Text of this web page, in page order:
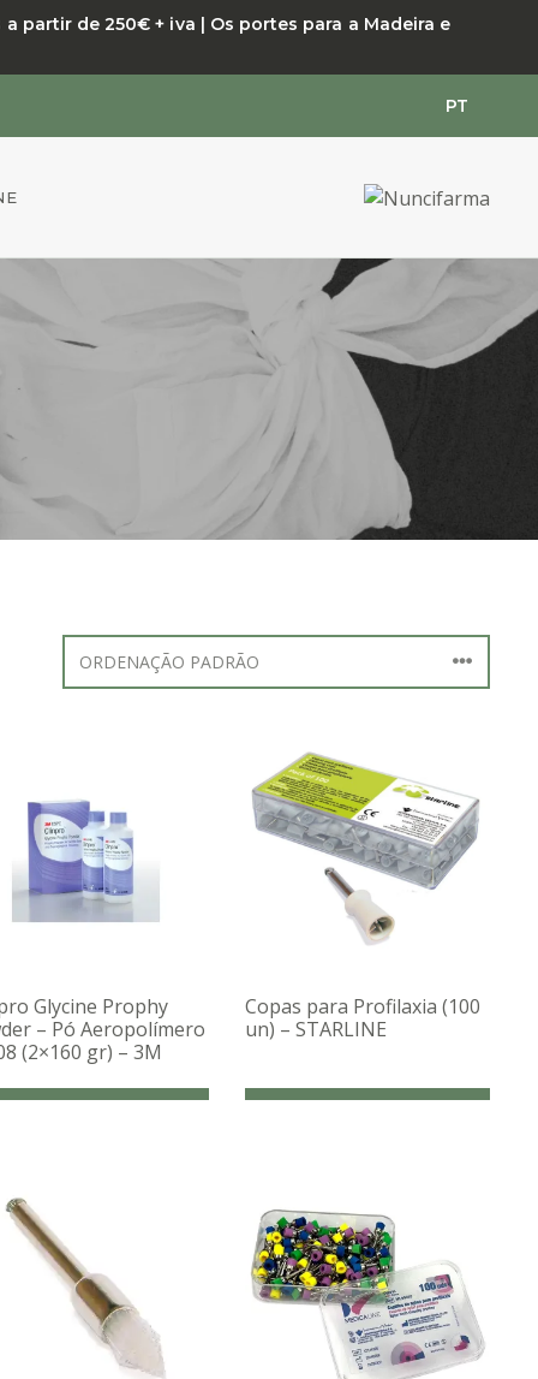
partir de 250€ + iva | Os portes para a Madeira e
PT
Glycine Prophy
– Pó Aeropolímero
(2×160 gr) – 3M
Copas para Profilaxia (100
un) – STARLINE